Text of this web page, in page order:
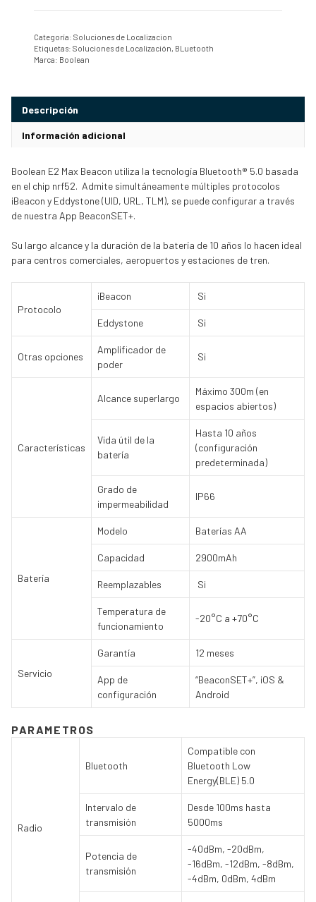
Categoría: Soluciones de Localizacion
Etiquetas: Soluciones de Localización, BLuetooth
Marca: Boolean
Descripción
Información adicional
Boolean E2 Max Beacon utiliza la tecnología Bluetooth® 5.0 basada
en el chip nrf52. Admite simultáneamente múltiples protocolos
iBeacon y Eddystone (UID, URL, TLM), se puede configurar a través
de nuestra App BeaconSET+.
Su largo alcance y la duración de la batería de 10 años lo hacen ideal
para centros comerciales, aeropuertos y estaciones de tren.
Protocolo
iBeacon Si
Eddystone Si
Otras opciones
Amplificador de
poder
Si
Características
Alcance superlargo
Máximo 300m (en
espacios abiertos)
Vida útil de la
batería
Hasta 10 años
(configuración
predeterminada)
Grado de
impermeabilidad
IP66
Batería
Modelo Baterías AA
Capacidad 2900mAh
Reemplazables Si
Temperatura de
funcionamiento
-20°C a +70°C
Servicio
Garantía 12 meses
App de
configuración
“BeaconSET+”, iOS &
Android
PARAMETROS
Radio
Bluetooth
Compatible con
Bluetooth Low
Energy(BLE) 5.0
Intervalo de
transmisión
Desde 100ms hasta
5000ms
Potencia de
transmisión
-40dBm, -20dBm,
-16dBm, -12dBm, -8dBm,
-4dBm, 0dBm, 4dBm